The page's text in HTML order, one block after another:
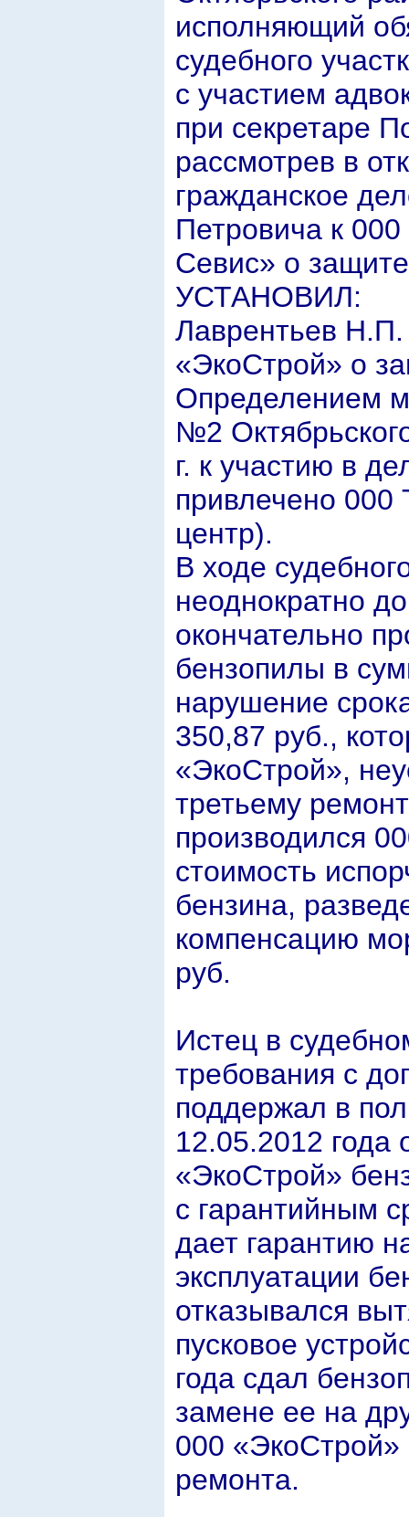
исполняющий
судебного
с участием
при секретаре
рассмотрев в
гражданское
Петровича к
Севис» о
УСТАНОВИЛ:
Лаврентьев Н.П.
«ЭкоСтрой» о
Определением
№2
г. к участию в
привлечено
центр).
В ходе
неоднократно
окончательно
бензопилы в
нарушение
350,87 руб.,
«ЭкоСтрой»,
третьему
производился
стоимость
бензина,
компенсацию
руб.
Истец в
требования с
поддержал в
12.05.2012 года
«ЭкоСтрой»
с гарантийным
дает гарантию
эксплуатации
отказывался
пусковое
года сдал
замене ее на
000 «ЭкоСтрой»
ремонта.